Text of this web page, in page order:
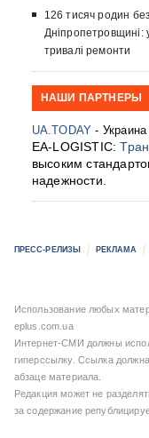
126 тисяч родин
тривалі ремонти
НАШИ ПАРТНЕРЫ
UA.TODAY -
EA-LOGISTIC:
высоким
надежности.
ПРЕСС-РЕЛИЗЫ РЕКЛАМА
Использование любых
eplus.com.ua
Интернет-СМИ должны
гиперссылку. Ссылка
абзаце материала.
Редакция может не
за содержание